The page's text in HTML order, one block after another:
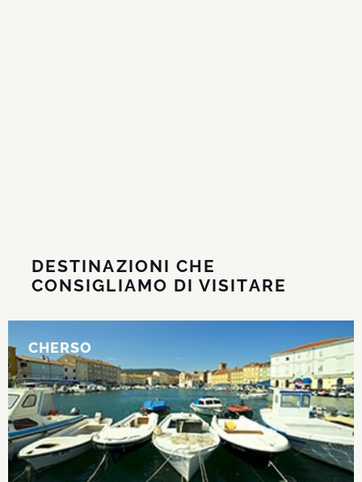
DESTINAZIONI CHE
CONSIGLIAMO DI VISITARE
CHERSO
CHERSO
La località più grande dell’isola.
DI PIÙ